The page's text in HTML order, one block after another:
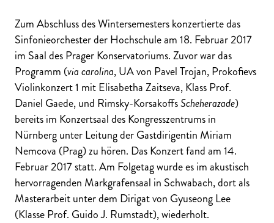
Zum Abschluss des Wintersemesters konzertierte das
Sinfonieorchester der Hochschule am 18. Februar 2017
im Saal des Prager Konservatoriums. Zuvor war das
Programm (via carolina, UA von Pavel Trojan, Prokofievs
Violinkonzert 1 mit Elisabetha Zaitseva, Klass Prof.
Daniel Gaede, und Rimsky-KorsakoffsScheherazade)
bereits im Konzertsaal des Kongresszentrums in
Nürnberg unter Leitung der Gastdirigentin Miriam
Nemcova (Prag) zu hören. Das Konzert fand am 14.
Februar 2017 statt. Am Folgetag wurde es im akustisch
hervorragenden Markgrafensaal in Schwabach, dort als
Masterarbeit unter dem Dirigat von Gyuseong Lee
(Klasse Prof. Guido J. Rumstadt), wiederholt.